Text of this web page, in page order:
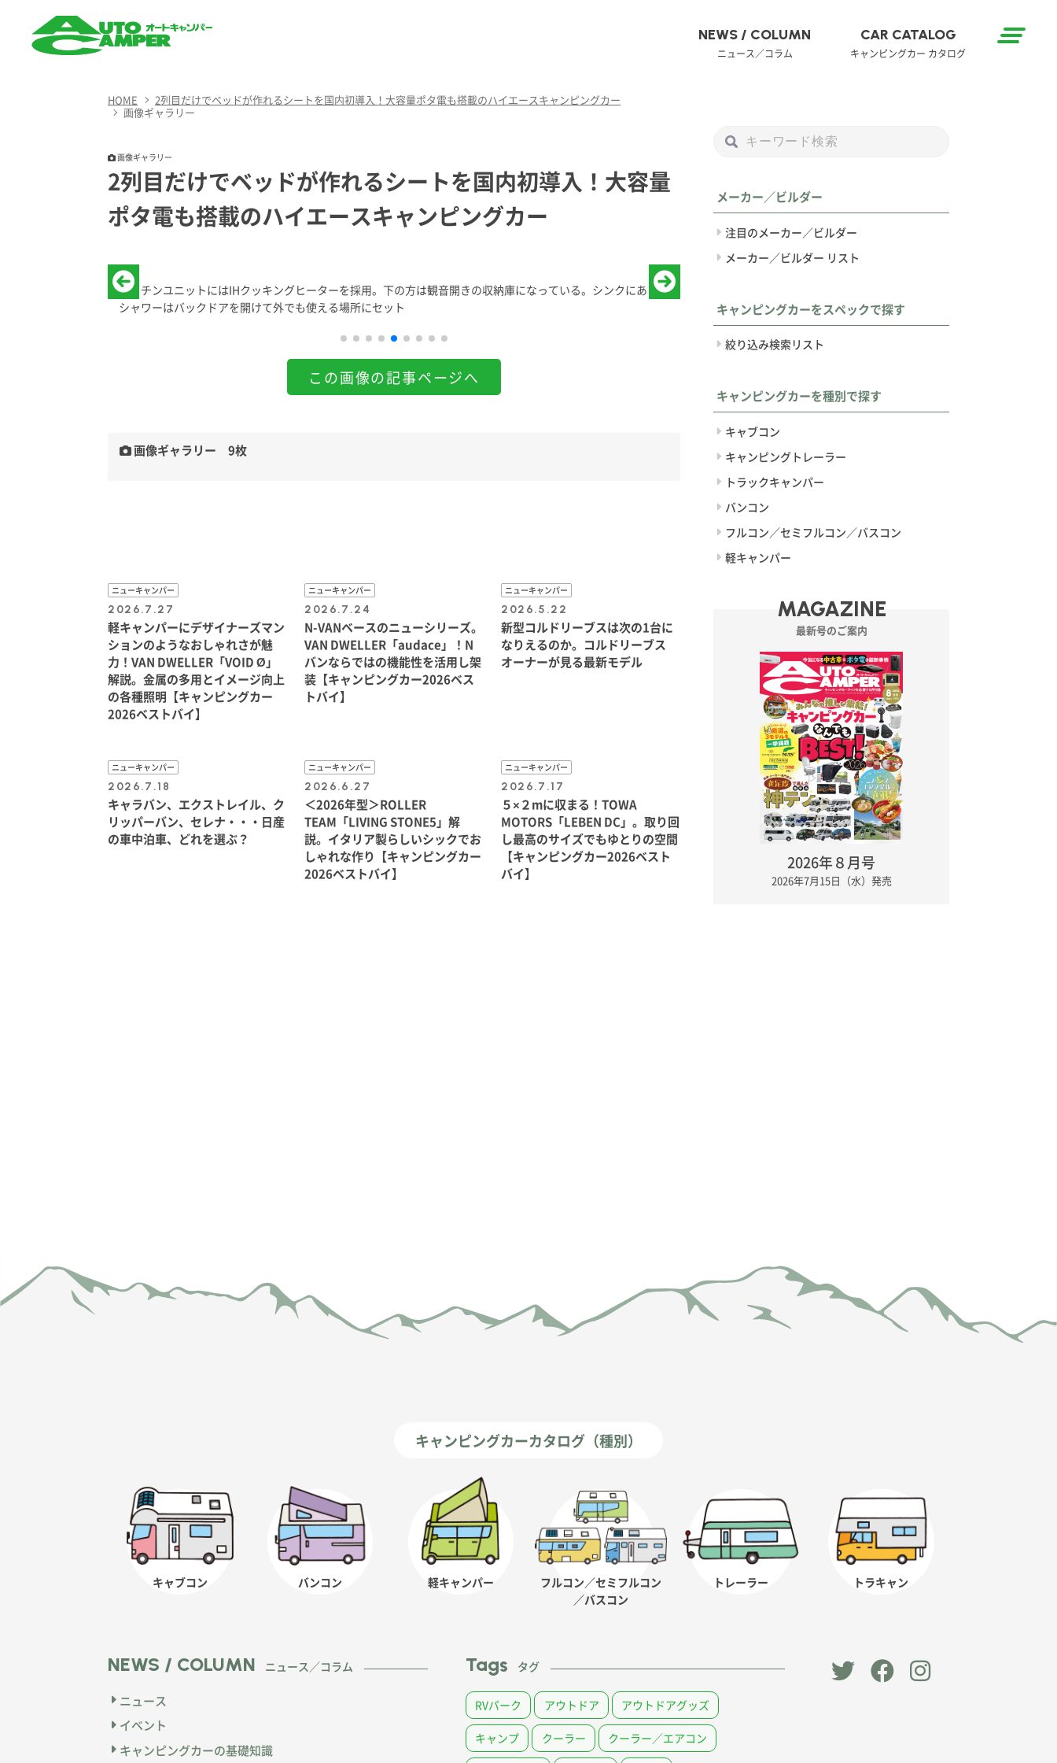
キャンパー）
NEWS / COLUMN
ニュース／コラム
CAR CATALOG
キャンピングカー カタログ
HOME
2列目だけでベッドが作れるシートを国内初導入！大容量ポタ電も搭載のハイエースキャンピングカー
画像ギャラリー
画像ギャラリー
2列目だけでベッドが作れるシートを国内初導入！大容量
ポタ電も搭載のハイエースキャンピングカー
キッチンユニットにはIHクッキングヒーターを採用。下の方は観音開きの収納庫になっている。シンクにある
シャワーはバックドアを開けて外でも使える場所にセット
エレメントは電源システムに大容量高出力のポータブル電源を採用して
テナンス性も良い
この画像の記事ページへ
画像ギャラリー 9枚
ニューキャンパー
2026.7.27
軽キャンパーにデザイナーズマン
ションのようなおしゃれさが魅
力！VAN DWELLER「VOID Ø」
解説。金属の多用とイメージ向上
の各種照明【キャンピングカー
2026ベストバイ】
ニューキャンパー
2026.7.24
N-VANベースのニューシリーズ。
VAN DWELLER「audace」！N
バンならではの機能性を活用し架
装【キャンピングカー2026ベス
トバイ】
ニューキャンパー
2026.5.22
新型コルドリーブスは次の1台に
なりえるのか。コルドリーブス
オーナーが見る最新モデル
ニューキャンパー
2026.7.18
キャラバン、エクストレイル、ク
リッパーバン、セレナ・・・日産
の車中泊車、どれを選ぶ？
ニューキャンパー
2026.6.27
＜2026年型＞ROLLER
TEAM「LIVING STONE5」解
説。イタリア製らしいシックでお
しゃれな作り【キャンピングカー
2026ベストバイ】
ニューキャンパー
2026.7.17
５×２mに収まる！TOWA
MOTORS「LEBEN DC」。取り回
し最高のサイズでもゆとりの空間
【キャンピングカー2026ベスト
バイ】
メーカー／ビルダー
注目のメーカー／ビルダー
メーカー／ビルダー リスト
キャンピングカーをスペックで探す
絞り込み検索リスト
キャンピングカーを種別で探す
キャブコン
キャンピングトレーラー
トラックキャンパー
バンコン
フルコン／セミフルコン／バスコン
軽キャンパー
MAGAZINE
最新号のご案内
2026年８月号
2026年7月15日（水）発売
キャンピングカーカタログ（種別）
キャブコン バンコン 軽キャンパー
フルコン／セミフルコン
／バスコン
トレーラー トラキャン
NEWS / COLUMN ニュース／コラム
ニュース
イベント
キャンピングカーの基礎知識
Tags タグ
RVパーク アウトドア アウトドアグッズ
キャンプ クーラー クーラー／エアコン